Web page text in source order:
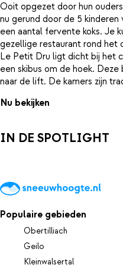
Ooit opgezet door hun
nu gerund door de 5
een aantal fervente koks. Je
gezellige restaurant rond het
Le Petit Dru ligt dicht bij het
een skibus om de hoek.
naar de lift. De kamers zijn
Kom je met verkleumde
weer laten ontdooien in het
sauna. Zo schuif je weer
Nu bekijken
IN DE SPOTLIGHT
Populaire gebieden
Obertilliach
Geilo
Kleinwalsertal